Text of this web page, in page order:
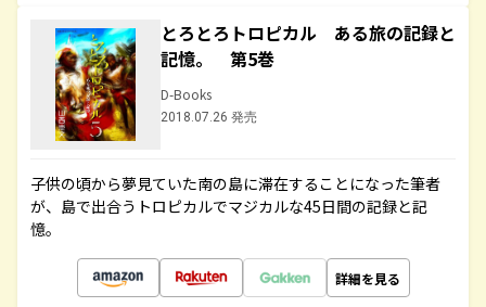
とろとろトロピカル ある旅の記録と
記憶。 第5巻
D-Books
2018.07.26 発売
子供の頃から夢見ていた南の島に滞在することになった筆者
が、島で出合うトロピカルでマジカルな45日間の記録と記
憶。
詳細を見る